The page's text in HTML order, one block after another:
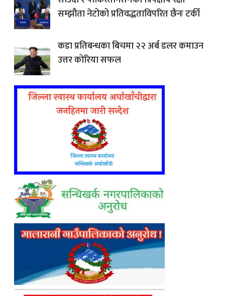
सम्झौता नेटोको प्रतिवद्धताविपरित छैनः टर्की
कडा प्रतिबन्धका बिचमा २२ अर्ब डलर कमाउन
उत्तर कोरिया सफल